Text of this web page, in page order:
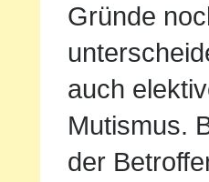
Gründe
auch
Mutismus.
der